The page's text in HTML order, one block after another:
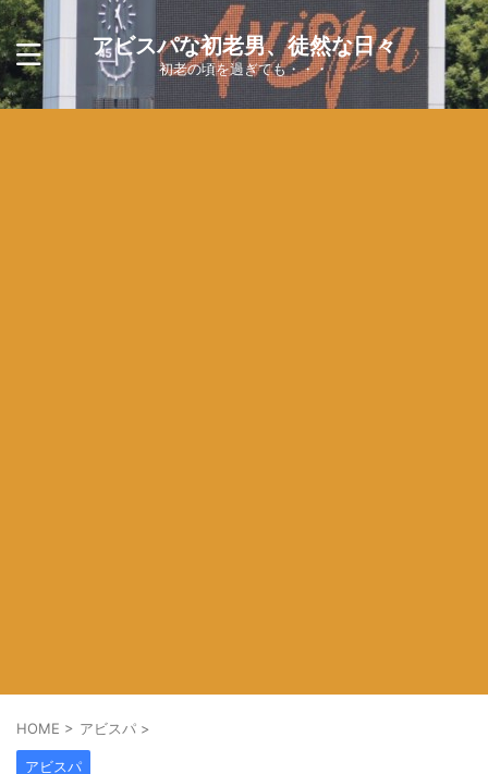
アビスパな初老男、徒然な日々
初老の頃を過ぎても・・・
HOME > アビスパ >
アビスパ